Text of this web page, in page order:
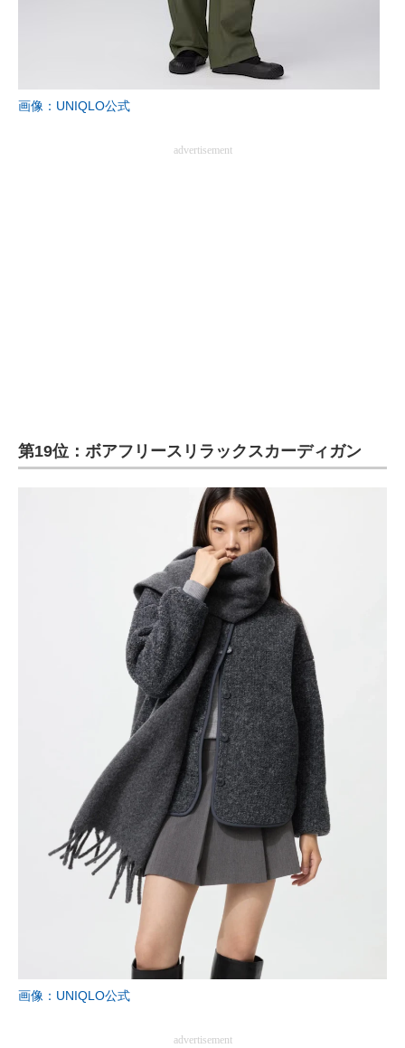
画像：UNIQLO公式
advertisement
第19位：ボアフリースリラックスカーディガン
画像：UNIQLO公式
advertisement